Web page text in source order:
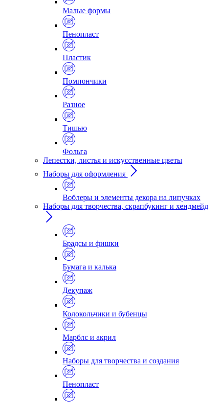
Малые формы
Пенопласт
Пластик
Помпончики
Разное
Тишью
Фольга
Лепестки, листья и искусственные цветы
Наборы для оформления
Воблеры и элементы декора на липучках
Наборы для творчества, скрапбукинг и хендмейд
Брадсы и фишки
Бумага и калька
Декупаж
Колокольчики и бубенцы
Марблс и акрил
Наборы для творчества и создания
Пенопласт